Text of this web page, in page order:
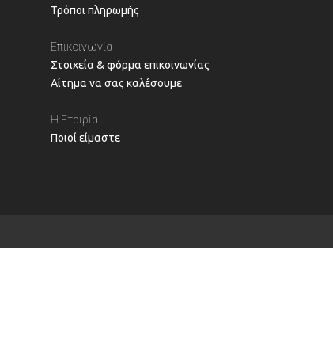
Τρόποι πληρωμής
Επικοινωνία
Στοιχεία & φόρμα επικοινωνίας
Αίτημα να σας καλέσουμε
Η Εταιρία
Ποιοί είμαστε